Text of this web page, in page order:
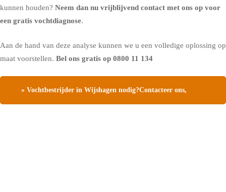
kunnen houden? Neem dan nu vrijblijvend contact met ons op voor
een gratis vochtdiagnose.
Aan de hand van deze analyse kunnen we u een volledige oplossing op
maat voorstellen. Bel ons gratis op 0800 11 134
» Vochtbestrijder in Wijshagen nodig?Contacteer ons,